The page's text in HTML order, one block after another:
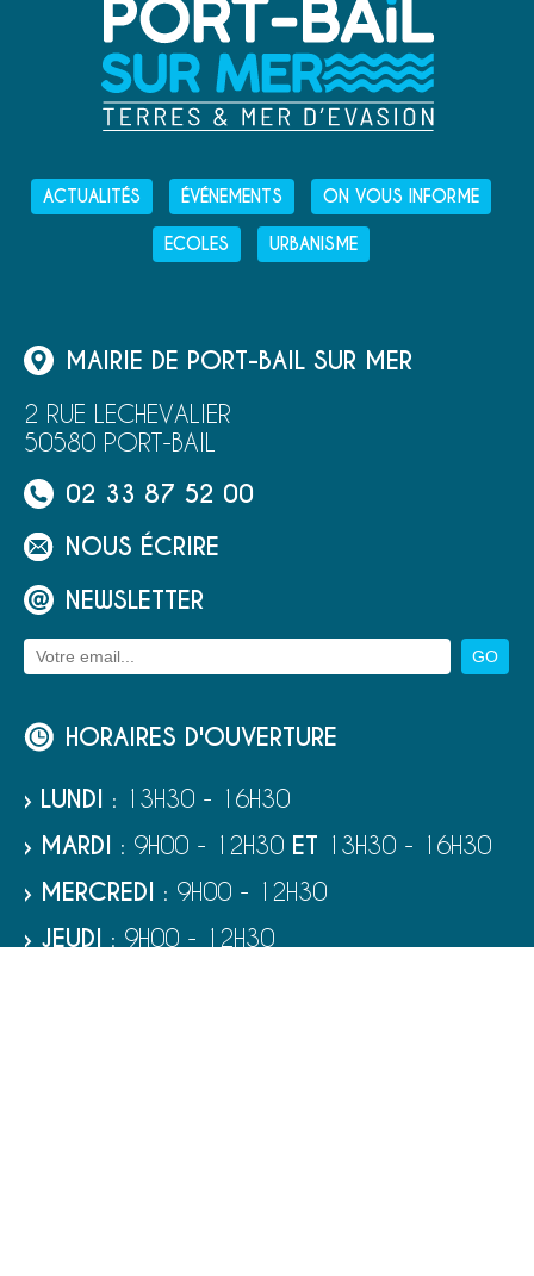
ACTUALITÉS ÉVÉNEMENTS ON VOUS INFORME
ECOLES URBANISME
MAIRIE DE PORT-BAIL SUR MER
2 RUE LECHEVALIER
50580 PORT-BAIL
02 33 87 52 00
NOUS ÉCRIRE
NEWSLETTER
HORAIRES D'OUVERTURE
› LUNDI : 13H30 - 16H30
› MARDI : 9H00 - 12H30 ET 13H30 - 16H30
› MERCREDI : 9H00 - 12H30
› JEUDI : 9H00 - 12H30